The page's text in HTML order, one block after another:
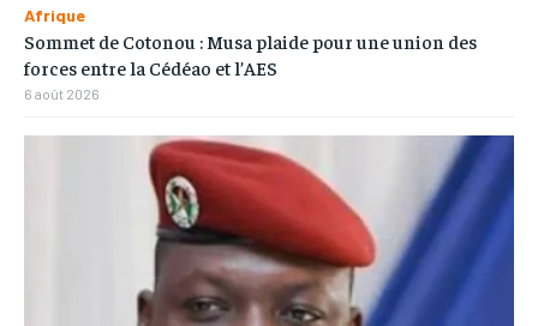
Afrique
Sommet de Cotonou : Musa plaide pour une union des
forces entre la Cédéao et l’AES
6 août 2026